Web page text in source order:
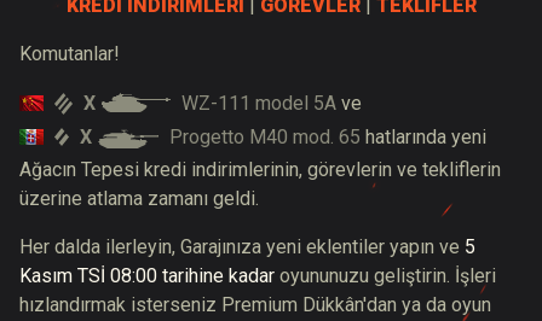
KREDİ İNDİRİMLERİ | GÖREVLER| TEKLİFLER
Komutanlar!
X WZ-111 model 5A ve
X
Progetto M40 mod. 65 hatlarında yeni
Ağacın Tepesi kredi indirimlerinin, görevlerin ve tekliflerin
üzerine atlama zamanı geldi.
Her dalda ilerleyin, Garajınıza yeni eklentiler yapın ve 5
Kasım TSİ 08:00 tarihine kadar oyununuzu geliştirin. İşleri
hızlandırmak isterseniz Premium Dükkân'dan ya da oyun